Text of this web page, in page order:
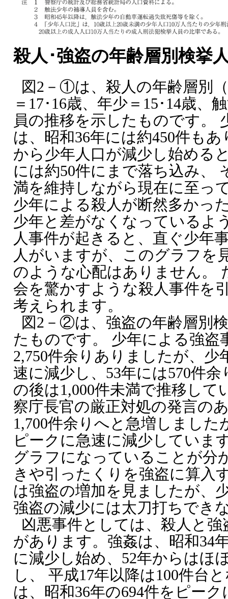
殺人･強盗の年齢層別検挙
図2－①は、殺人の年齢層別
＝17･16歳、年少＝15･14歳、
員の推移を示したものです。
は、昭和36年には約450件も
から少年人口が減少し始める
には約50件にまで落ち込み、
満を維持しながら現在に至っ
少年による殺人が断然多かっ
少年と差がなくなっているよ
人事件が起きると、直ぐ少年
人がいますが、このグラフを
のような心配はありません。
会を驚かすような殺人事件を
考えられます。
図2－②は、強盗の年齢層別
たものです。 少年による強盗
2,750件余りありましたが、少
速に減少し、53年には570件
の後は1,000件未満で推移して
察庁長官の厳正対処の発言の
1,700件余りへと急増しました
ピークに急速に減少していま
グラフになっていることが分
きや引ったくりを強盗に算入
は強盗の増加を見ましたが、
強盗の減少には太刀打ちでき
凶悪事件としては、殺人と
があります。強姦は、昭和34
に減少し始め、52年からはほ
し、 平成17年以降は100件台
は、昭和36年の694件をピー